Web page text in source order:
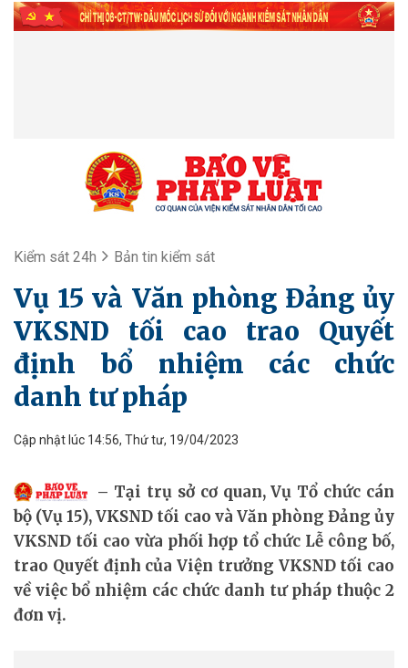
Kiểm sát 24h Bản tin kiểm sát
Vụ 15 và Văn phòng Đảng ủy
VKSND tối cao trao Quyết
định bổ nhiệm các chức
danh tư pháp
Cập nhật lúc 14:56, Thứ tư, 19/04/2023
Tại trụ sở cơ quan, Vụ Tổ chức cán
bộ (Vụ 15), VKSND tối cao và Văn phòng Đảng ủy
VKSND tối cao vừa phối hợp tổ chức Lễ công bố,
trao Quyết định của Viện trưởng VKSND tối cao
về việc bổ nhiệm các chức danh tư pháp thuộc 2
đơn vị.